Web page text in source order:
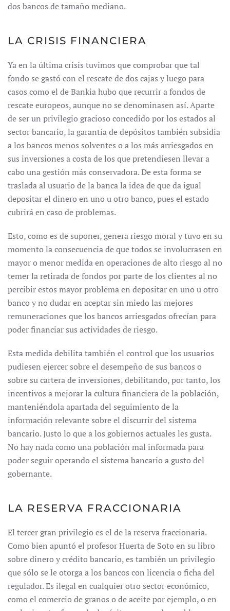
dos bancos de tamaño mediano.
LA CRISIS FINANCIERA
Ya en la última crisis tuvimos que comprobar que tal
fondo se gastó con el rescate de dos cajas y luego para
casos como el de Bankia hubo que recurrir a fondos de
rescate europeos, aunque no se denominasen así. Aparte
de ser un privilegio gracioso concedido por los estados al
sector bancario, la garantía de depósitos también subsidia
a los bancos menos solventes o a los más arriesgados en
sus inversiones a costa de los que pretendiesen llevar a
cabo una gestión más conservadora. De esta forma se
traslada al usuario de la banca la idea de que da igual
depositar el dinero en uno u otro banco, pues el estado
cubrirá en caso de problemas.
Esto, como es de suponer, genera riesgo moral y tuvo en su
momento la consecuencia de que todos se involucrasen en
mayor o menor medida en operaciones de alto riesgo al no
temer la retirada de fondos por parte de los clientes al no
percibir estos mayor problema en depositar en uno u otro
banco y no dudar en aceptar sin miedo las mejores
remuneraciones que los bancos arriesgados ofrecían para
poder financiar sus actividades de riesgo.
Esta medida debilita también el control que los usuarios
pudiesen ejercer sobre el desempeño de sus bancos o
sobre su cartera de inversiones, debilitando, por tanto, los
incentivos a mejorar la cultura financiera de la población,
manteniéndola apartada del seguimiento de la
información relevante sobre el discurrir del sistema
bancario. Justo lo que a los gobiernos actuales les gusta.
No hay nada como una población mal informada para
poder seguir operando el sistema bancario a gusto del
gobernante.
LA RESERVA FRACCIONARIA
El tercer gran privilegio es el de la reserva fraccionaria.
Como bien apuntó el profesor Huerta de Soto en su libro
sobre dinero y crédito bancario, es también un privilegio
que sólo se le otorga a los bancos con licencia o ficha del
regulador. Es ilegal en cualquier otro sector económico,
como el comercio de granos o de aceite por ejemplo, o en